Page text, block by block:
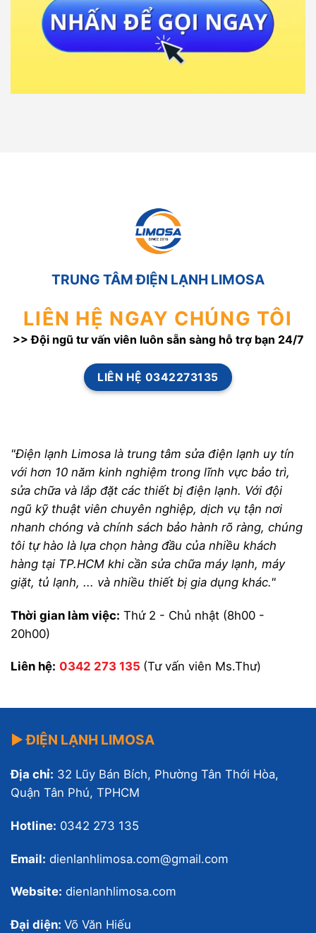
TRUNG TÂM ĐIỆN LẠNH LIMOSA
LIÊN HỆ NGAY CHÚNG TÔI
>> Đội ngũ tư vấn viên luôn sẵn sàng hỗ trợ bạn 24/7
LIÊN HỆ 0342273135
"Điện lạnh Limosa là trung tâm sửa điện lạnh uy tín
với hơn 10 năm kinh nghiệm trong lĩnh vực bảo trì,
sửa chữa và lắp đặt các thiết bị điện lạnh. Với đội
ngũ kỹ thuật viên chuyên nghiệp, dịch vụ tận nơi
nhanh chóng và chính sách bảo hành rõ ràng, chúng
tôi tự hào là lựa chọn hàng đầu của nhiều khách
hàng tại TP.HCM khi cần sửa chữa máy lạnh, máy
giặt, tủ lạnh, ... và nhiều thiết bị gia dụng khác."
Thời gian làm việc: Thứ 2 - Chủ nhật (8h00 -
20h00)
Liên hệ: 0342 273 135 (Tư vấn viên Ms.Thư)
▶ ĐIỆN LẠNH LIMOSA
Địa chỉ: 32 Lũy Bán Bích, Phường Tân Thới Hòa,
Quận Tân Phú, TPHCM
Hotline: 0342 273 135
Email: dienlanhlimosa.com@gmail.com
Website: dienlanhlimosa.com
Đại diện: Võ Văn Hiếu